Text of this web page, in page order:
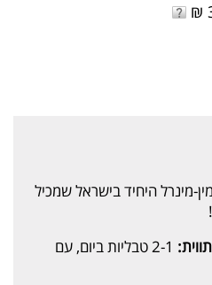
מינרל היחיד בישראל שמכיל
2-1 טבליות ביום, עם